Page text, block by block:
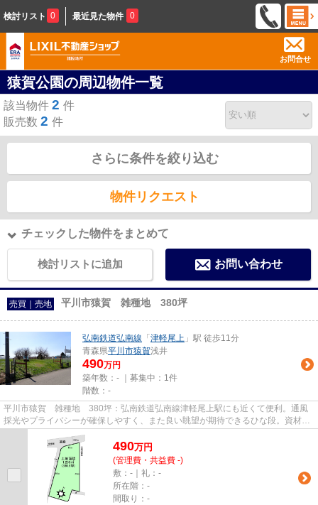
検討リスト 0 最近見た物件 0
お問合せ
猿賀公園の周辺物件一覧
該当物件 2 件
販売数 2 件
さらに条件を絞り込む
物件リクエスト
チェックした物件をまとめて
検討リストに追加 お問い合わせ
売買｜売地 平川市猿賀 雑種地 380坪
弘南鉄道弘南線 「 津軽尾上 」駅 徒歩11分
青森県平川市猿賀浅井
490万円
築年数：- ｜募集中： 1件
階数：-
平川市猿賀 雑種地 380坪：弘南鉄道弘南線津軽尾上駅にも近くて便利。通風
採光やプライバシーが確保しやすく、また良い眺望が期待できるひな段。資材置
場用地としての用途がおすすめ...
490万円
(管理費・共益費 -)
敷：-｜礼：-
所在階：-
間取り：-